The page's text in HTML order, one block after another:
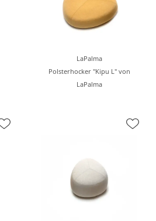
LaPalma
Polsterhocker "Kipu L" von
LaPalma